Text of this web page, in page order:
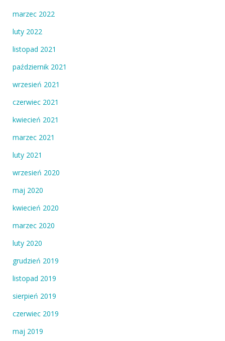
marzec 2022
luty 2022
listopad 2021
październik 2021
wrzesień 2021
czerwiec 2021
kwiecień 2021
marzec 2021
luty 2021
wrzesień 2020
maj 2020
kwiecień 2020
marzec 2020
luty 2020
grudzień 2019
listopad 2019
sierpień 2019
czerwiec 2019
maj 2019